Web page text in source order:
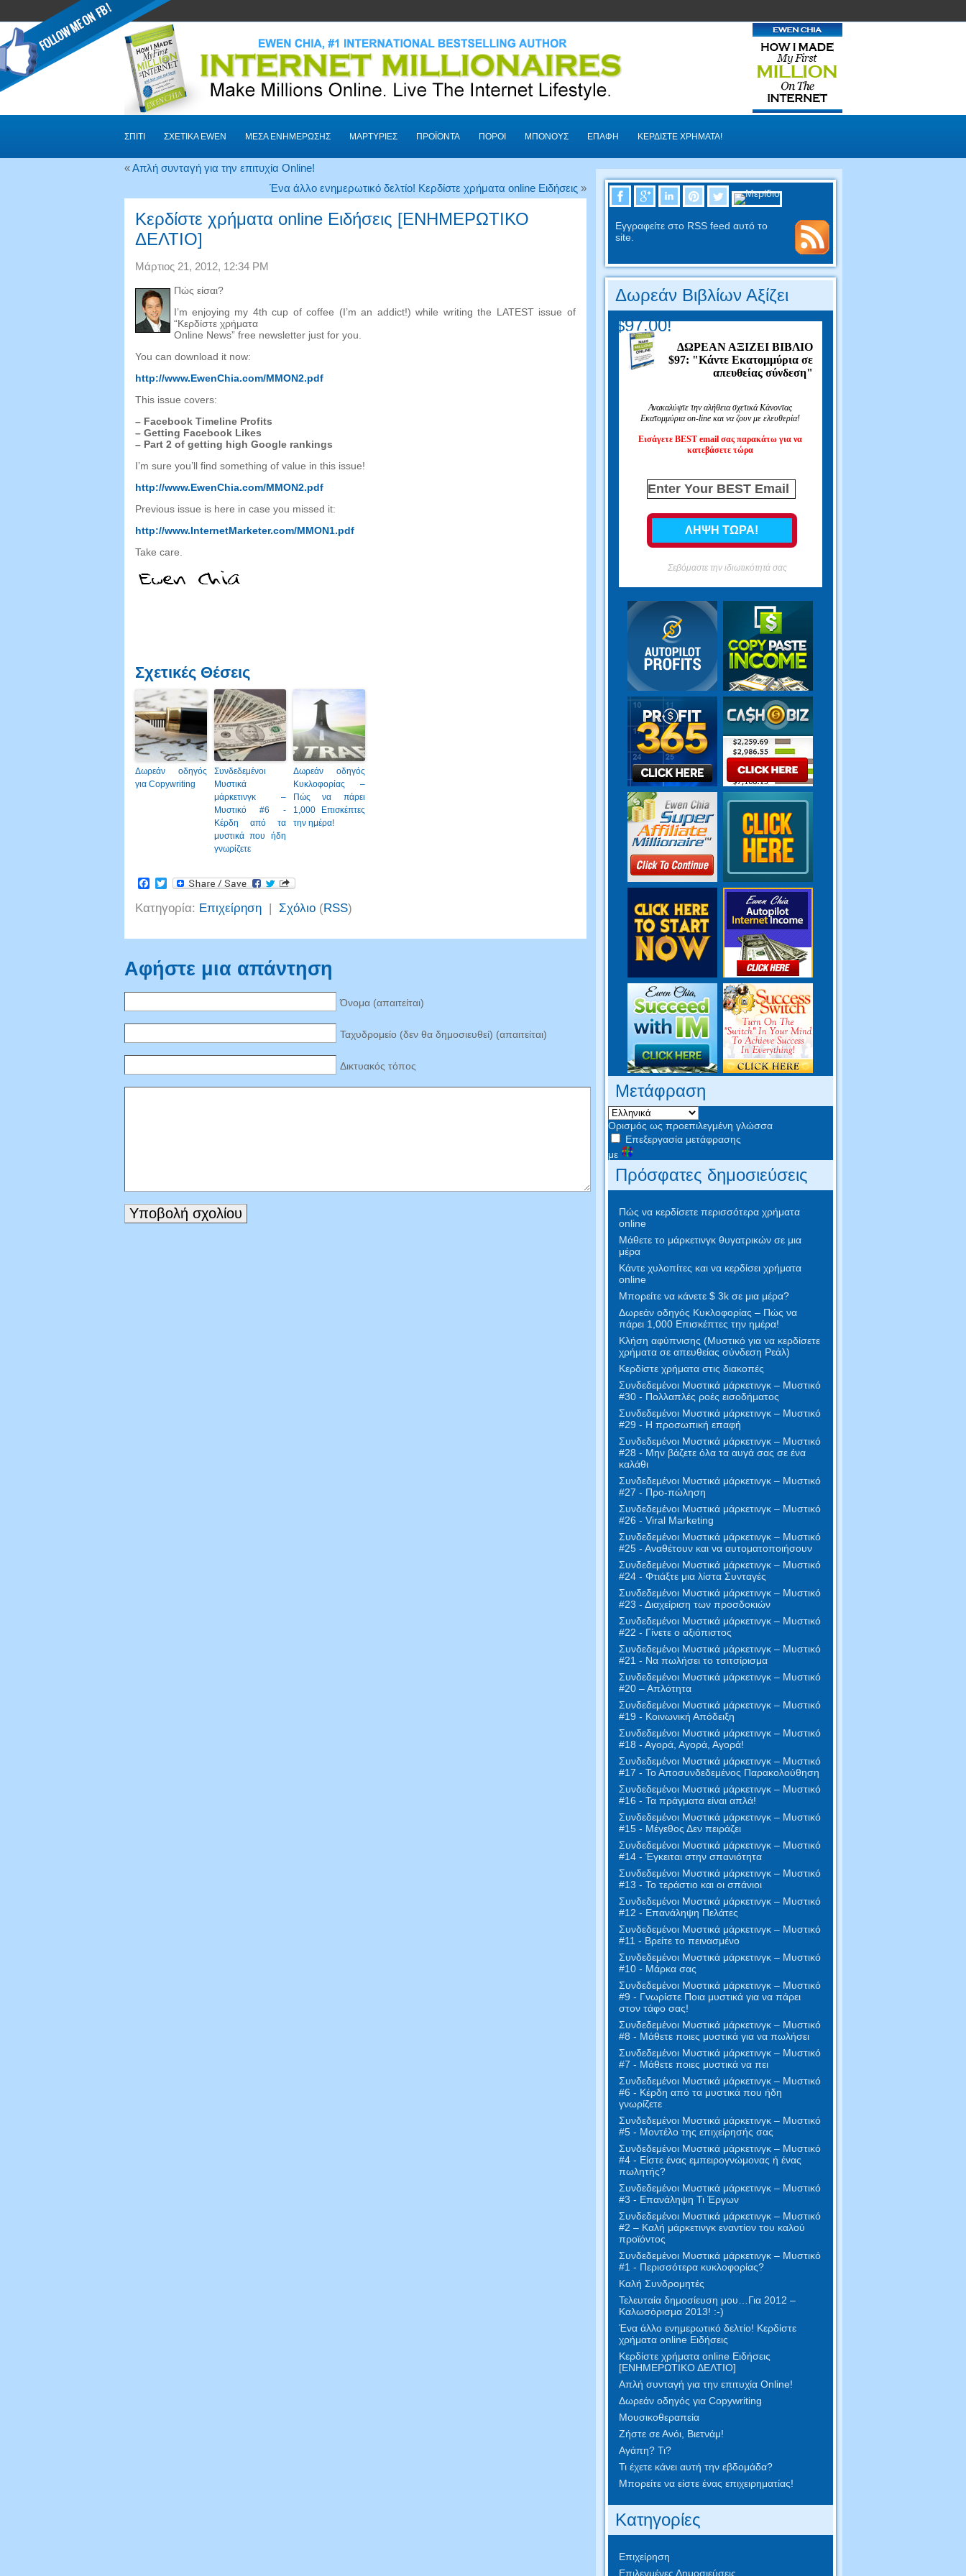
ΣΠΊΤΙ ΣΧΕΤΙΚΆ EWEN ΜΈΣΑ ΕΝΗΜΈΡΩΣΗΣ ΜΑΡΤΥΡΊΕΣ ΠΡΟΪΌΝΤΑ ΠΌΡΟΙ ΜΠΌΝΟΥΣ ΕΠΑΦΉ ΚΕΡΔΊΣΤΕ ΧΡΉΜΑΤΑ!
«Απλή συνταγή για την επιτυχία Online!
Ένα άλλο ενημερωτικό δελτίο! Κερδίστε χρήματα online Ειδήσεις»
Κερδίστε χρήματα online Ειδήσεις [ΕΝΗΜΕΡΩΤΙΚΟ
ΔΕΛΤΙΟ]
Μάρτιος 21, 2012, 12:34 PM
Πώς είσαι?
I’m enjoying my 4th cup of coffee (I’m an addict!)while writing the LATEST issue of
“Κερδίστε χρήματα
Online News” free newsletter just for you
You can download it now:
http://www.EwenChia.com/MMON2.pdf
This issue covers:
– Facebook Timeline Profits
– Getting Facebook Likes
– Part2 of getting high Google rankings
I’m sure you’ll find something of value in this issue!
http://www.EwenChia.com/MMON2.pdf
Previous issue is here in case you missed it:
http://www.InternetMarketer.com/MMON1.pdf
Take care
Σχετικές Θέσεις
Δωρεάν οδηγός
για Copywriting
Συνδεδεμένοι
Μυστικά
μάρκετινγκ –
Μυστικό #6 -
Κέρδη από τα
μυστικά που ήδη
γνωρίζετε
Δωρεάν οδηγός
Κυκλοφορίας –
Πώς να πάρει
1,000 Επισκέπτες
την ημέρα!
Facebook
Twitter
Κατηγορία: Επιχείρηση| Σχόλιο(RSS)
Αφήστε μια απάντηση
Όνομα (απαιτείται)
Ταχυδρομείο (δεν θα δημοσιευθεί) (απαιτείται)
Δικτυακός τόπος
Εγγραφείτε στο RSS feed αυτό το
site.
Δωρεάν Βιβλίων Αξίζει
$97.00!
ΔΩΡΕΑΝ ΑΞΙΖΕΙ ΒΙΒΛΙΟ
$97: "Κάντε Εκατομμύρια σε
απευθείας σύνδεση"
Ανακαλύψτε την αλήθεια σχετικά Κάνοντας
Εκατομμύρια on-line και να ζουν με ελευθερία!
Εισάγετε BEST email σας παρακάτω για να
κατεβάσετε τώρα
Σεβόμαστε την ιδιωτικότητά σας
Μετάφραση
Ορισμός ως προεπιλεγμένη γλώσσα
Επεξεργασία μετάφρασης
με
Πρόσφατες δημοσιεύσεις
Πώς να κερδίσετε περισσότερα χρήματα
online
Μάθετε το μάρκετινγκ θυγατρικών σε μια
μέρα
Κάντε χυλοπίτες και να κερδίσει χρήματα
online
Μπορείτε να κάνετε $ 3k σε μια μέρα?
Δωρεάν οδηγός Κυκλοφορίας – Πώς να
πάρει 1,000 Επισκέπτες την ημέρα!
Κλήση αφύπνισης (Μυστικό για να κερδίσετε
χρήματα σε απευθείας σύνδεση Ρεάλ)
Κερδίστε χρήματα στις διακοπές
Συνδεδεμένοι Μυστικά μάρκετινγκ – Μυστικό
#30 - Πολλαπλές ροές εισοδήματος
Συνδεδεμένοι Μυστικά μάρκετινγκ – Μυστικό
#29 - Η προσωπική επαφή
Συνδεδεμένοι Μυστικά μάρκετινγκ – Μυστικό
#28 - Μην βάζετε όλα τα αυγά σας σε ένα
καλάθι
Συνδεδεμένοι Μυστικά μάρκετινγκ – Μυστικό
#27 - Προ-πώληση
Συνδεδεμένοι Μυστικά μάρκετινγκ – Μυστικό
#26 - Viral Marketing
Συνδεδεμένοι Μυστικά μάρκετινγκ – Μυστικό
#25 - Αναθέτουν και να αυτοματοποιήσουν
Συνδεδεμένοι Μυστικά μάρκετινγκ – Μυστικό
#24 - Φτιάξτε μια λίστα Συνταγές
Συνδεδεμένοι Μυστικά μάρκετινγκ – Μυστικό
#23 - Διαχείριση των προσδοκιών
Συνδεδεμένοι Μυστικά μάρκετινγκ – Μυστικό
#22 - Γίνετε ο αξιόπιστος
Συνδεδεμένοι Μυστικά μάρκετινγκ – Μυστικό
#21 - Να πωλήσει το τσιτσίρισμα
Συνδεδεμένοι Μυστικά μάρκετινγκ – Μυστικό
#20 – Απλότητα
Συνδεδεμένοι Μυστικά μάρκετινγκ – Μυστικό
#19 - Κοινωνική Απόδειξη
Συνδεδεμένοι Μυστικά μάρκετινγκ – Μυστικό
#18 - Αγορά, Αγορά, Αγορά!
Συνδεδεμένοι Μυστικά μάρκετινγκ – Μυστικό
#17 - Το Αποσυνδεδεμένος Παρακολούθηση
Συνδεδεμένοι Μυστικά μάρκετινγκ – Μυστικό
#16 - Τα πράγματα είναι απλά!
Συνδεδεμένοι Μυστικά μάρκετινγκ – Μυστικό
#15 - Μέγεθος Δεν πειράζει
Συνδεδεμένοι Μυστικά μάρκετινγκ – Μυστικό
#14 - Έγκειται στην σπανιότητα
Συνδεδεμένοι Μυστικά μάρκετινγκ – Μυστικό
#13 - Το τεράστιο και οι σπάνιοι
Συνδεδεμένοι Μυστικά μάρκετινγκ – Μυστικό
#12 - Επανάληψη Πελάτες
Συνδεδεμένοι Μυστικά μάρκετινγκ – Μυστικό
#11 - Βρείτε το πεινασμένο
Συνδεδεμένοι Μυστικά μάρκετινγκ – Μυστικό
#10 - Μάρκα σας
Συνδεδεμένοι Μυστικά μάρκετινγκ – Μυστικό
#9 - Γνωρίστε Ποια μυστικά για να πάρει
στον τάφο σας!
Συνδεδεμένοι Μυστικά μάρκετινγκ – Μυστικό
#8 - Μάθετε ποιες μυστικά για να πωλήσει
Συνδεδεμένοι Μυστικά μάρκετινγκ – Μυστικό
#7 - Μάθετε ποιες μυστικά να πει
Συνδεδεμένοι Μυστικά μάρκετινγκ – Μυστικό
#6 - Κέρδη από τα μυστικά που ήδη
γνωρίζετε
Συνδεδεμένοι Μυστικά μάρκετινγκ – Μυστικό
#5 - Μοντέλο της επιχείρησής σας
Συνδεδεμένοι Μυστικά μάρκετινγκ – Μυστικό
#4 - Είστε ένας εμπειρογνώμονας ή ένας
πωλητής?
Συνδεδεμένοι Μυστικά μάρκετινγκ – Μυστικό
#3 - Επανάληψη Τι Έργων
Συνδεδεμένοι Μυστικά μάρκετινγκ – Μυστικό
#2 – Καλή μάρκετινγκ εναντίον του καλού
προϊόντος
Συνδεδεμένοι Μυστικά μάρκετινγκ – Μυστικό
#1 - Περισσότερα κυκλοφορίας?
Καλή Συνδρομητές
Τελευταία δημοσίευση μου…Για 2012 –
Καλωσόρισμα 2013! :-)
Ένα άλλο ενημερωτικό δελτίο! Κερδίστε
χρήματα online Ειδήσεις
Κερδίστε χρήματα online Ειδήσεις
[ΕΝΗΜΕΡΩΤΙΚΟ ΔΕΛΤΙΟ]
Απλή συνταγή για την επιτυχία Online!
Δωρεάν οδηγός για Copywriting
Μουσικοθεραπεία
Ζήστε σε Ανόι, Βιετνάμ!
Αγάπη? Τι?
Τι έχετε κάνει αυτή την εβδομάδα?
Μπορείτε να είστε ένας επιχειρηματίας!
Κατηγορίες
Επιχείρηση
Επιλεγμένες Δημοσιεύσεις